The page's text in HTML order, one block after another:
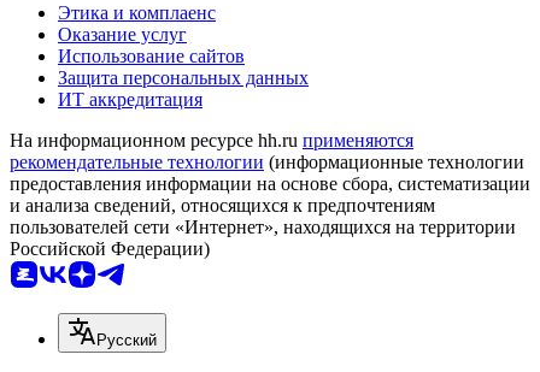
Этика и комплаенс
Оказание услуг
Использование сайтов
Защита персональных данных
ИТ аккредитация
На информационном ресурсе hh.ru применяются
рекомендательные технологии (информационные технологии
предоставления информации на основе сбора, систематизации
и анализа сведений, относящихся к предпочтениям
пользователей сети «Интернет», находящихся на территории
Российской Федерации)
Русский